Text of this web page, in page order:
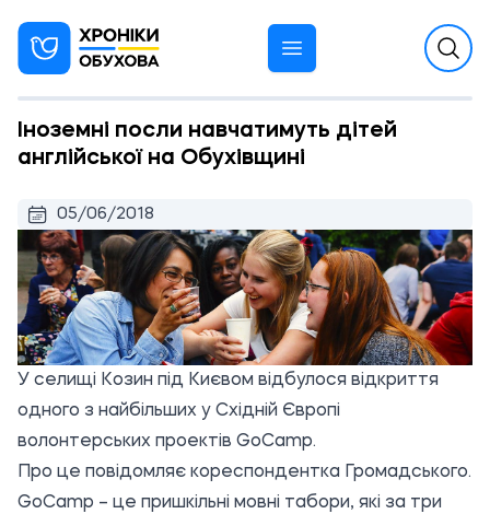
Іноземні посли навчатимуть дітей
англійської на Обухівщині
05/06/2018
У селищі Козин під Києвом відбулося відкриття
одного з найбільших у Східній Європі
волонтерських проектів GoCamp.
Про це повідомляє кореспондентка Громадського.
GoCamp – це пришкільні мовні табори, які за три